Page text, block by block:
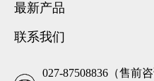
最新产品
联系我们
027-87508836（售前